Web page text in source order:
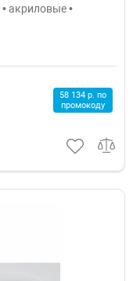
акриловые •
58 134 р. по
промокоду